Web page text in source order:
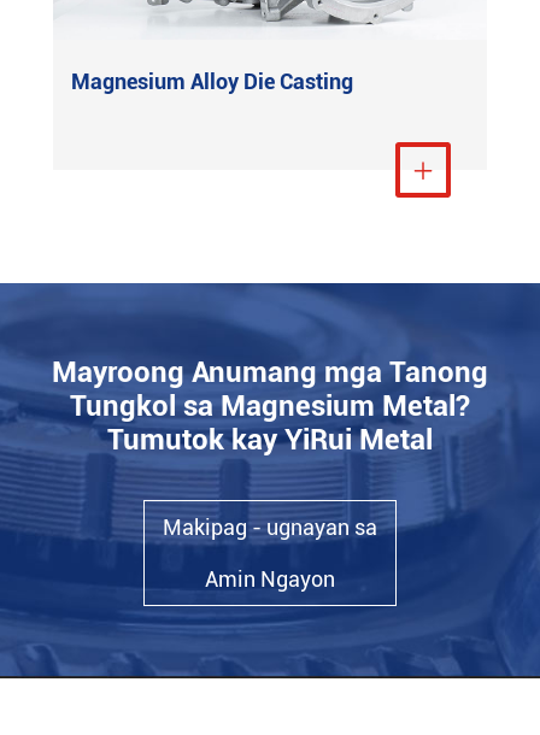
Magnesium Alloy Die Casting
Tingnan ang Higit

Mayroong Anumang mga Tanong
Tungkol sa Magnesium Metal?
Tumutok kay YiRui Metal
Makipag - ugnayan sa
Amin Ngayon